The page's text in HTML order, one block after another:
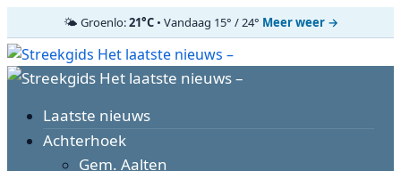
🌤️ Groenlo:21°C• Vandaag 15° / 24° Meer weer →
Ga
naar
inhoud
Primair
Laatste nieuws
Achterhoek
Gem. Aalten